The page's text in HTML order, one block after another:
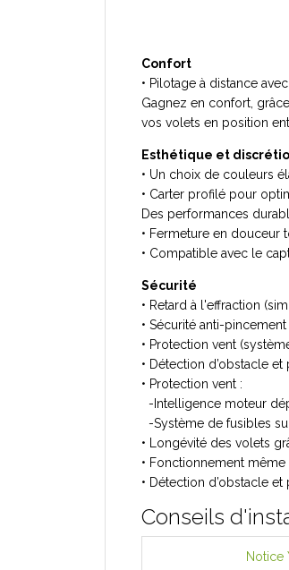
Confort
• Pilotage à distance
Gagnez en confort,
vos volets en position
Esthétique et
• Un choix de couleurs
• Carter profilé pour
Des performances
• Fermeture en douceur
• Compatible avec le
Sécurité
• Retard à l'effraction
• Sécurité anti-
• Protection vent
• Détection d’obstacle
• Protection vent :
-Intelligence moteur
-Système de fusibles
• Longévité des volets
• Fonctionnement
• Détection d’obstacle
Conseils
Notice